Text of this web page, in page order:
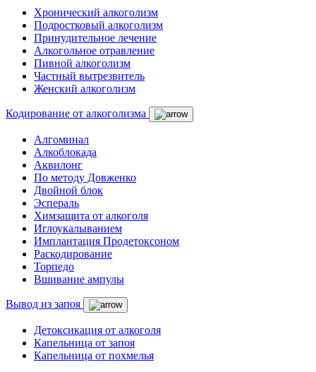
Хронический алкоголизм
Подростковый алкоголизм
Принудительное лечение
Алкогольное отравление
Пивной алкоголизм
Частный вытрезвитель
Женский алкоголизм
Кодирование от алкоголизма
Алгоминал
Алкоблокада
Аквилонг
По методу Довженко
Двойной блок
Эспераль
Химзащита от алкоголя
Иглоукалыванием
Имплантация Продетоксоном
Раскодирование
Торпедо
Вшивание ампулы
Вывод из запоя
Детоксикация от алкоголя
Капельница от запоя
Капельница от похмелья